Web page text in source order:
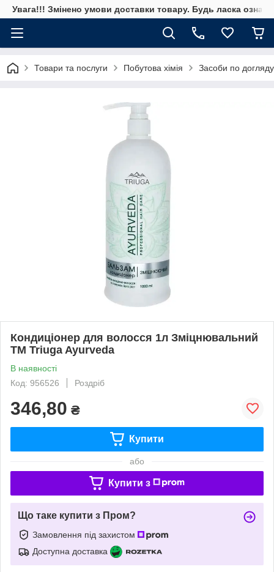
Увага!!! Змінено умови доставки товару. Будь ласка
Товари та послуги Побутова хімія Засоби по
Кондиціонер для волосся 1л Зміцнювальний
ТМ Triuga Ayurveda
В наявності
Код: 956526
Роздріб
346,80 ₴
Купити
або
Купити з
Що таке купити з Пром?
Замовлення під захистом
Доступна доставка